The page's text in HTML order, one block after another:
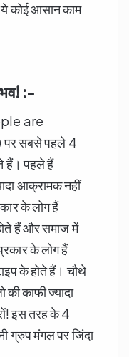
कोई आसान काम
:-
are
सबसे पहले 4
हैं। पहले हैं
आक्रामक नहीं
के लोग हैं
हैं और समाज में
के लोग हैं
के होते हैं। चौथे
की काफी ज्यादा
इस तरह के 4
ग्रुप मंगल पर जिंदा